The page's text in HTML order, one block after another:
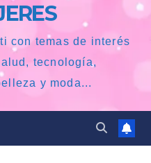
con temas de interés
tecnología,
y moda...